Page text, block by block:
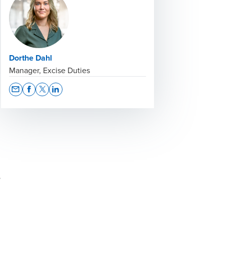
Dorthe Dahl
Manager, Excise Duties